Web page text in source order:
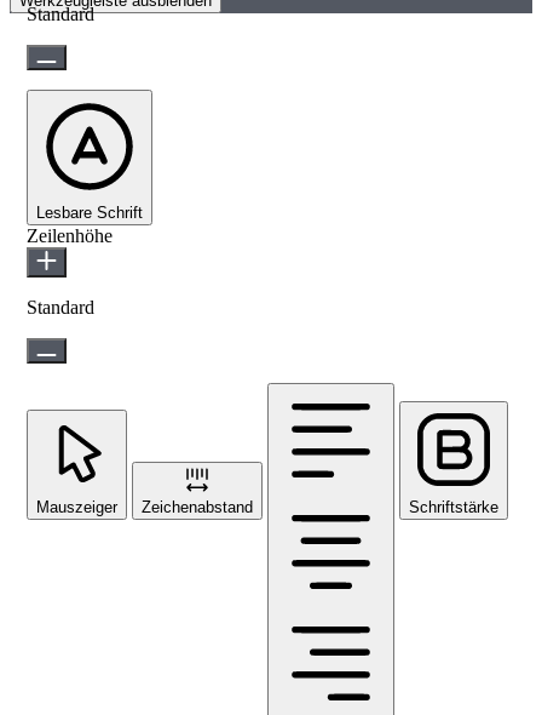
Standard
Lesbare Schrift
Zeilenhöhe
Standard
Mauszeiger Zeichenabstand Schriftstärke